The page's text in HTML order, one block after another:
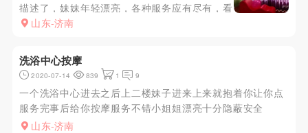
描述了，妹妹年轻漂亮，各种服务应有尽有，看
你钱包了。我做的768的，一个字爽。
山东-济南
洗浴中心按摩
2020-07-14 839 1 9
一个洗浴中心进去之后上二楼妹子进来上来就抱着你让你点
服务完事后给你按摩服务不错小姐姐漂亮十分隐蔽安全
山东-济南